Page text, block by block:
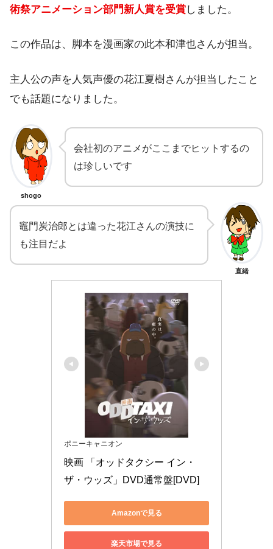
術祭アニメーション部門新人賞を受賞しました。
この作品は、脚本を漫画家の此本和津也さんが担当。
主人公の声を人気声優の花江夏樹さんが担当したこと
でも話題になりました。
shogo
会社初のアニメがここまでヒットするの
は珍しいです
直緒
竈門炭治郎とは違った花江さんの演技に
も注目だよ
ポニーキャニオン
映画 「オッドタクシー イン・
ザ・ウッズ」DVD通常盤[DVD]
Amazonで見る
楽天市場で見る